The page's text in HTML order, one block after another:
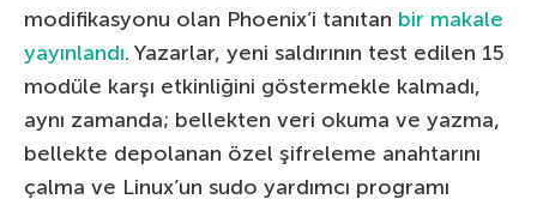
modifikasyonu olan Phoenix’i tanıtan bir makale
yayınlandı. Yazarlar, yeni saldırının test edilen 15
modüle karşı etkinliğini göstermekle kalmadı,
aynı zamanda; bellekten veri okuma ve yazma,
bellekte depolanan özel şifreleme anahtarını
çalma ve Linux’un sudo yardımcı programı